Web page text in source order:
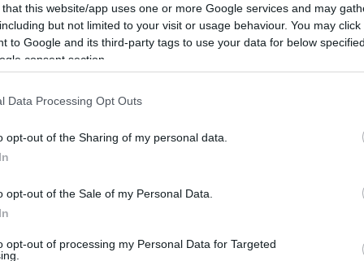
that this website/app uses one or more Google services and may
but not limited to your visit or usage behaviour. You may
to Google and its third-party tags to use your data for below
consent section.
Data Processing Opt Outs
opt-out of the Sharing of my personal data.
opt-out of the Sale of my Personal Data.
opt-out of processing my Personal Data for Targeted
și curse care au plecat mult sub gradul
completă au fost date și exemple clare: un zbor
iar la o altă cursă nu se afla nimeni la poartă în
12 persoane tot nu ajunseseră acolo.